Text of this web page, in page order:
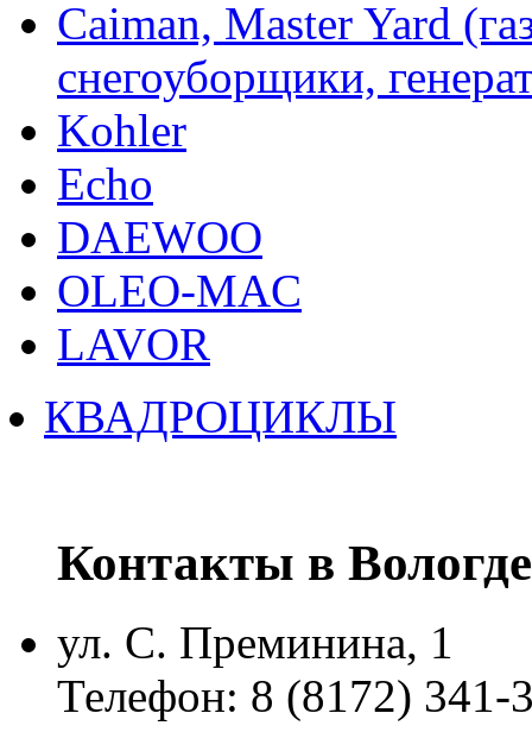
Caiman, Master Yard
снегоуборщики,
Kohler
Echo
DAEWOO
OLEO-MAC
LAVOR
КВАДРОЦИКЛЫ
Контакты в Вологде
ул. С. Преминина, 1
Телефон: 8 (8172) 341-